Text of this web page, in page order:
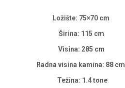
Ložište: 75×70 cm
Širina: 115 cm
Visina: 285 cm
Radna visina kamina: 88 cm
Težina: 1.4 tone